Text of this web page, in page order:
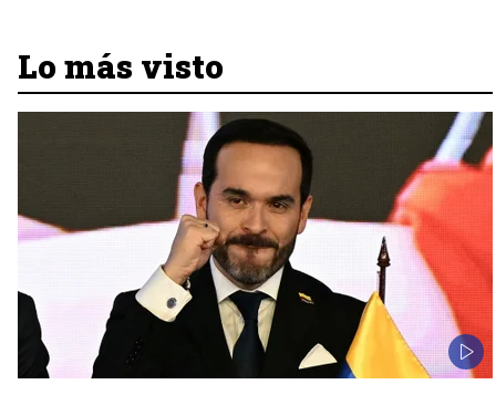
Lo más visto